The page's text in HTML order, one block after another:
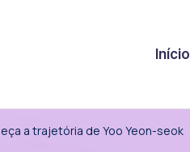
Início
a trajetória de Yoo Yeon-seok